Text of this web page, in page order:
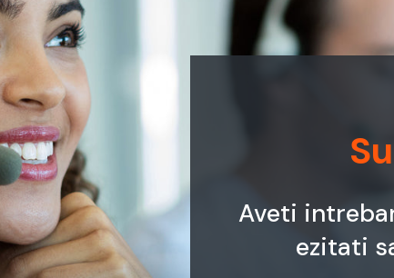
Aveti
ezitati